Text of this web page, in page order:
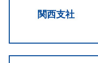
関西支社